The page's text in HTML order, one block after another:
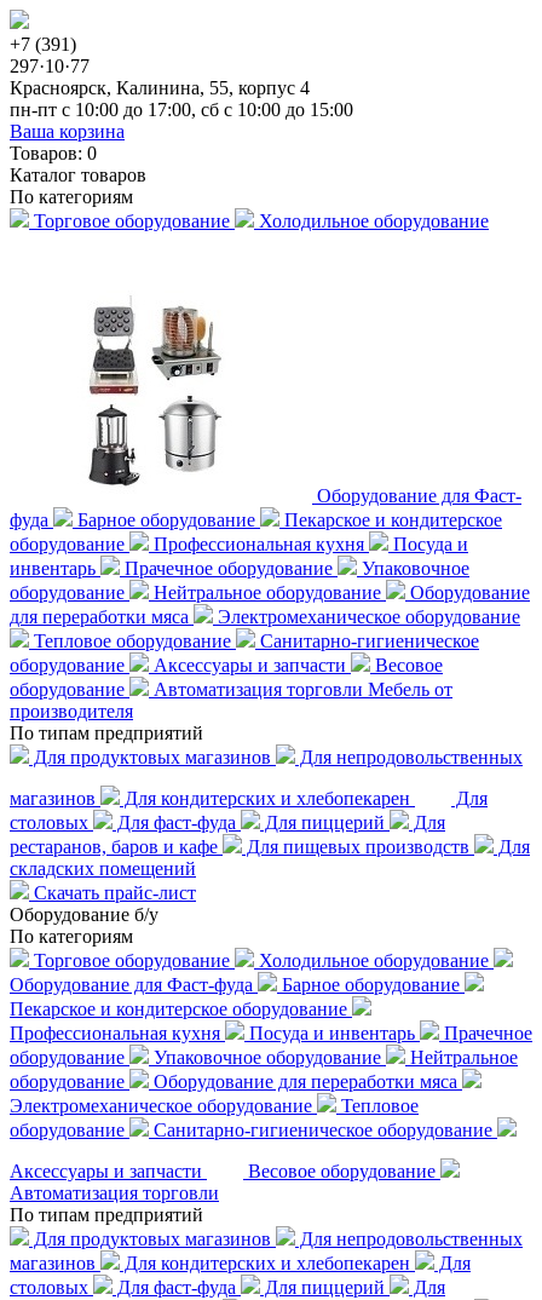
+7 (391)
297·10·77
Красноярск, Калинина, 55, корпус 4
пн-пт с 10:00 до 17:00, сб с 10:00 до 15:00
Ваша корзина
Товаров: 0
Каталог товаров
По категориям
Торговое оборудование
Холодильное оборудование
Оборудование для Фаст-
фуда
Барное оборудование
Пекарское и кондитерское
оборудование
Профессиональная кухня
Посуда и
инвентарь
Прачечное оборудование
Упаковочное
оборудование
Нейтральное оборудование
Оборудование
для переработки мяса
Электромеханическое оборудование
Тепловое оборудование
Санитарно-гигиеническое
оборудование
Аксессуары и запчасти
Весовое
оборудование
Автоматизация торговли Мебель от
производителя
По типам предприятий
Для продуктовых магазинов
Для непродовольственных
магазинов
Для кондитерских и хлебопекарен
Для
столовых
Для фаст-фуда Для пиццерий
Для
рестаранов, баров и кафе
Для пищевых производств
Для
складских помещений
Скачать прайс-лист
Оборудование б/у
По категориям
Торговое оборудование
Холодильное оборудование
Оборудование для Фаст-фуда
Барное оборудование
Пекарское и кондитерское оборудование
Профессиональная кухня
Посуда и инвентарь
Прачечное
оборудование
Упаковочное оборудование
Нейтральное
оборудование
Оборудование для переработки мяса
Электромеханическое оборудование
Тепловое
оборудование
Санитарно-гигиеническое оборудование
Аксессуары и запчасти
Весовое оборудование
Автоматизация торговли
По типам предприятий
Для продуктовых магазинов
Для непродовольственных
магазинов
Для кондитерских и хлебопекарен
Для
столовых
Для фаст-фуда Для пиццерий
Для